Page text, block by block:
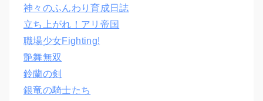
神々のふんわり育成日誌
立ち上がれ！アリ帝国
職場少女Fighting!
艶舞無双
鈴蘭の剣
銀竜の騎士たち